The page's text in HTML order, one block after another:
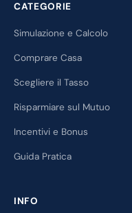
CATEGORIE
Simulazione e Calcolo
Comprare Casa
Scegliere il Tasso
Risparmiare sul Mutuo
Incentivi e Bonus
Guida Pratica
INFO